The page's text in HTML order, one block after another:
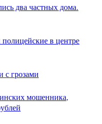
два частных дома.
в центре
с грозами
мошенника,